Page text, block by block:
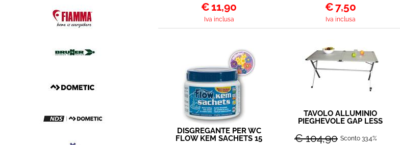
€ 11,90
Iva inclusa
€7,50
Iva inclusa
DISGREGANTE PER WC
FLOW KEM SACHETS 15
TAVOLO ALLUMINIO
PIEGHEVOLE GAP LESS
€ 104,90 Sconto 33.4%